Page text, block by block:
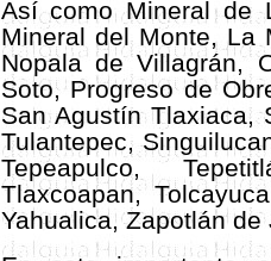
Así como Mineral de
Mineral del Monte, La
Nopala de Villagrán,
Soto, Progreso de
San Agustín Tlaxiaca,
Tulantepec,
Tepeapulco,
Tlaxcoapan,
Yahualica, Zapotlán